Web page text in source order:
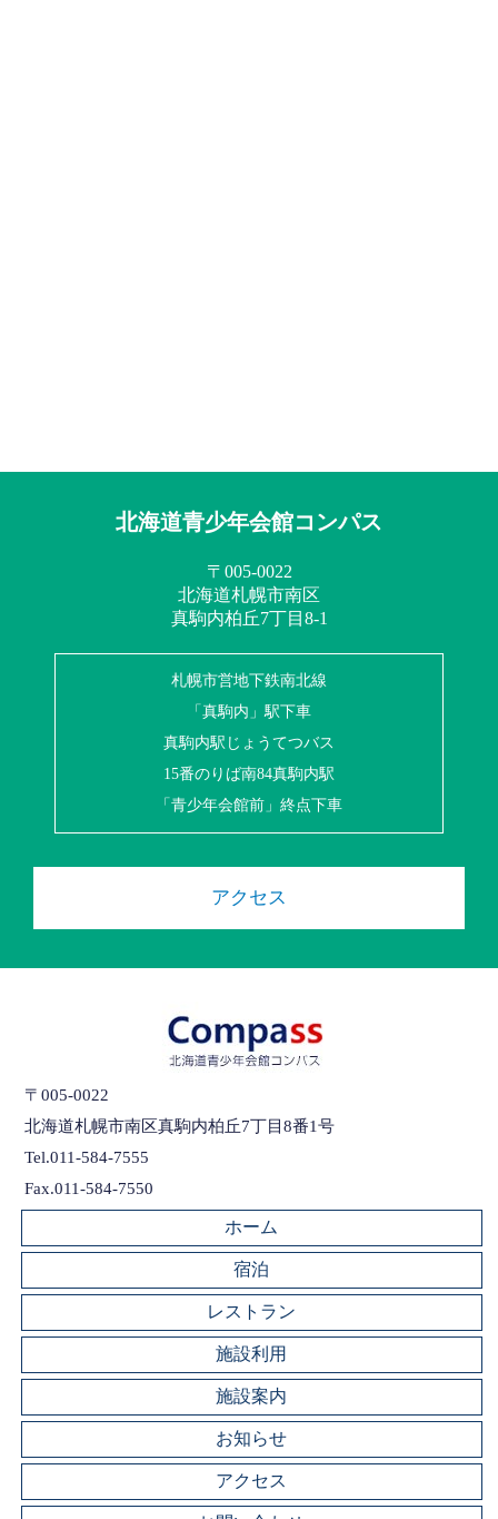
北海道青少年会館コンパス
〒005-0022
北海道札幌市南区
真駒内柏丘7丁目8-1
札幌市営地下鉄南北線
「真駒内」駅下車
真駒内駅じょうてつバス
15番のりば南84真駒内駅
「青少年会館前」終点下車
アクセス
〒005-0022
北海道札幌市南区真駒内柏丘7丁目8番1号
Tel.011-584-7555
Fax.011-584-7550
ホーム
宿泊
レストラン
施設利用
施設案内
お知らせ
アクセス